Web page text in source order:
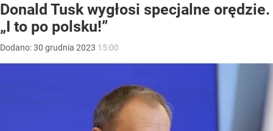
Donald Tusk wygłosi specjalne orędzie.
„I to po polsku!”
Dodano:30 grudnia 2023 15:00